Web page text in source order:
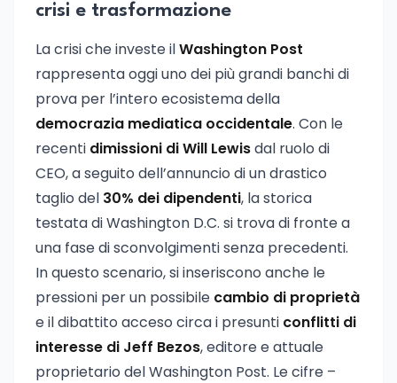
crisi e trasformazione
La crisi che investe ilWashington Post
rappresenta oggi uno dei più grandi banchi di
prova per l’intero ecosistema della
democrazia mediatica occidentale. Con le
recenti dimissioni di Will Lewisdal ruolo di
CEO, a seguito dell’annuncio di un drastico
taglio del 30% dei dipendenti, la storica
testata di Washington D.C. si trova di fronte a
una fase di sconvolgimenti senza precedenti.
In questo scenario, si inseriscono anche le
pressioni per un possibile cambio di proprietà
e il dibattito acceso circa i presunti conflitti di
interesse di Jeff Bezos, editore e attuale
proprietario del Washington Post. Le cifre –